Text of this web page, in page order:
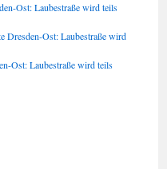
Ost: Laubestraße wird teils
Dresden-Ost: Laubestraße wird
Ost: Laubestraße wird teils